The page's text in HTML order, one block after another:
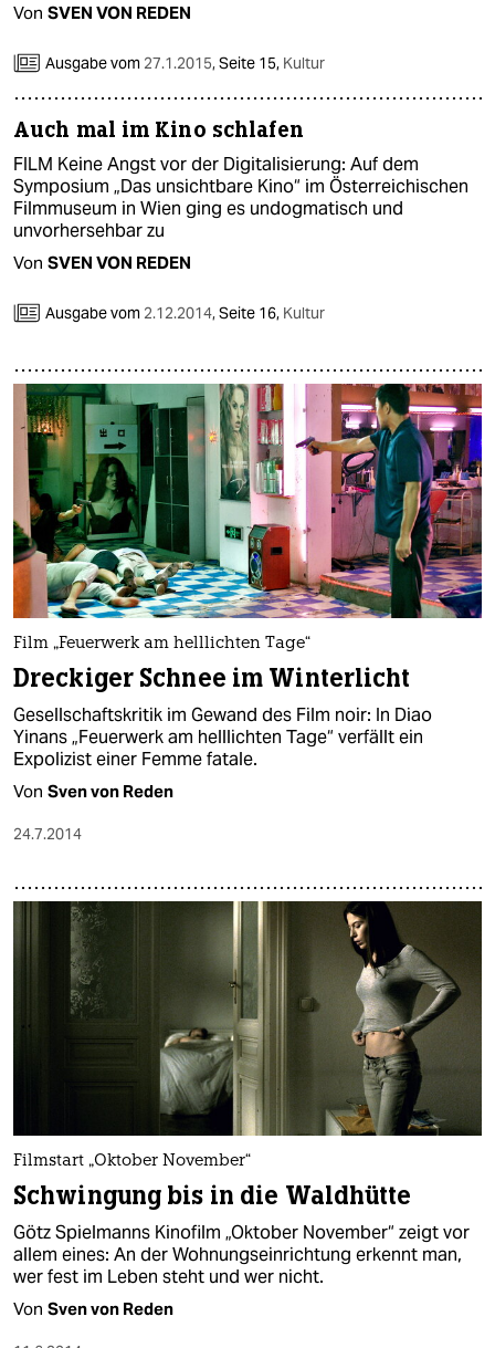
Von SVEN VON REDEN
Ausgabe vom 27.1.2015,Seite 15, Kultur
Auch mal im Kino schlafen
FILM Keine Angst vor der Digitalisierung: Auf dem
Symposium „Das unsichtbare Kino“ im Österreichischen
Filmmuseum in Wien ging es undogmatisch und
unvorhersehbar zu
Von SVEN VON REDEN
Ausgabe vom 2.12.2014,Seite 16, Kultur
Film „Feuerwerk am helllichten Tage“
Dreckiger Schnee im Winterlicht
Gesellschaftskritik im Gewand des Film noir: In Diao
Yinans „Feuerwerk am helllichten Tage“ verfällt ein
Expolizist einer Femme fatale.
Von Sven von Reden
24.7.2014
Filmstart „Oktober November“
Schwingung bis in die Waldhütte
Götz Spielmanns Kinofilm „Oktober November“ zeigt vor
allem eines: An der Wohnungseinrichtung erkennt man,
wer fest im Leben steht und wer nicht.
Von Sven von Reden